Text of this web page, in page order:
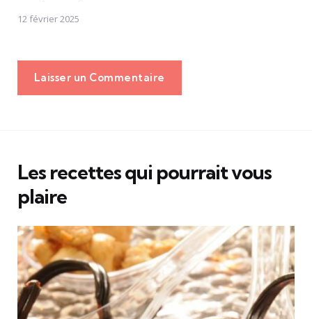
12 février 2025
Laisser un Commentaire
Les recettes qui pourrait vous
plaire